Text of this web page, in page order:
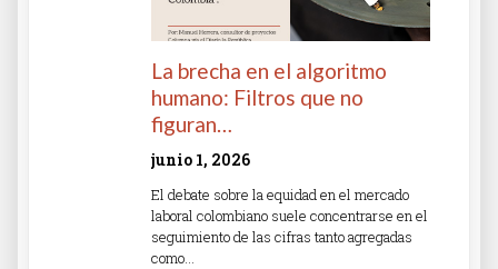
La brecha en el algoritmo
humano: Filtros que no
figuran…
junio 1, 2026
El debate sobre la equidad en el mercado
laboral colombiano suele concentrarse en el
seguimiento de las cifras tanto agregadas
como…